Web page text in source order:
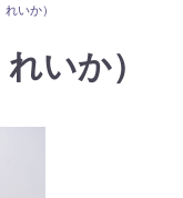
いか）
いか）